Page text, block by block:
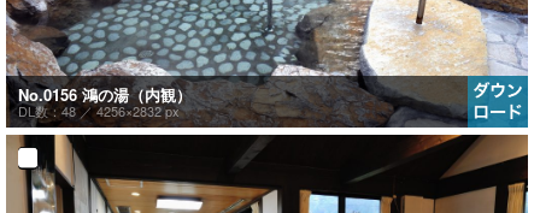
No.0156 鴻の湯（内観）
DL数：48 ／4256×2832 px